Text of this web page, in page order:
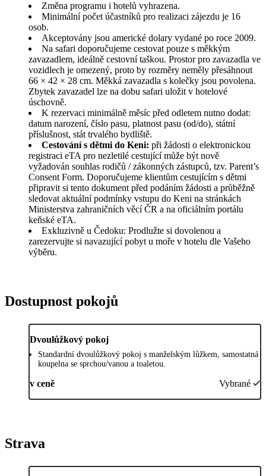
Změna programu i hotelů vyhrazena.
Minimální počet účastníků pro realizaci zájezdu je 16
osob.
Akceptovány jsou americké dolary vydané po roce 2009.
Na safari doporučujeme cestovat pouze s měkkým
zavazadlem, ideálně cestovní taškou. Prostor pro zavazadla ve
vozidlech je omezený, proto by rozměry neměly přesáhnout
66 × 42 × 28 cm. Měkká zavazadla s kolečky jsou povolena.
Zbytek zavazadel lze na dobu safari uložit v hotelové
úschovně.
K rezervaci minimálně měsíc před odletem nutno dodat:
datum narození, číslo pasu, platnost pasu (od/do), státní
příslušnost, stát trvalého bydliště.
Cestování s dětmi do Keni: při žádosti o elektronickou
registraci eTA pro nezletilé cestující může být nově
vyžadován souhlas rodičů / zákonných zástupců, tzv. Parent’s
Consent Form. Doporučujeme klientům cestujícím s dětmi
připravit si tento dokument před podáním žádosti a průběžně
sledovat aktuální podmínky vstupu do Keni na stránkách
Ministerstva zahraničních věcí ČR a na oficiálním portálu
keňské eTA.
Exkluzivně u Čedoku: Prodlužte si dovolenou a
zarezervujte si navazující pobyt u moře v hotelu dle Vašeho
výběru.
Dostupnost pokojů
Dvoulůžkový pokoj
Standardní dvoulůžkový pokoj s manželským lůžkem, samostatná
koupelna se sprchou/vanou a toaletou.
v ceně Vybrané
Strava